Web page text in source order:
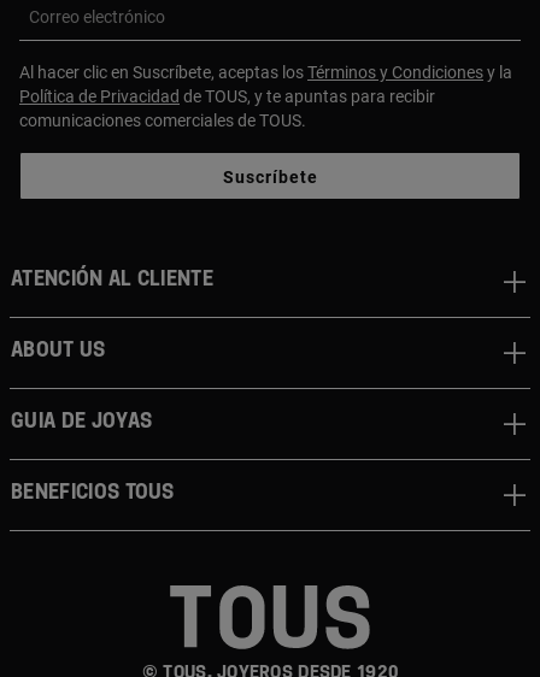
Correo electrónico
Al hacer clic en Suscríbete, aceptas losTérminos y Condicionesy la
Política de Privacidad de TOUS, y te apuntas para recibir
comunicaciones comerciales de TOUS.
Suscríbete
© TOUS, JOYEROS DESDE 1920
Atención al cliente
About us
Guia de joyas
Beneficios TOUS